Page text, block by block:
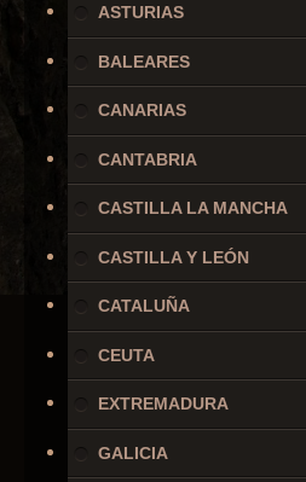
ASTURIAS
BALEARES
CANARIAS
CANTABRIA
CASTILLA LA MANCHA
CASTILLA Y LEÓN
CATALUÑA
CEUTA
EXTREMADURA
GALICIA